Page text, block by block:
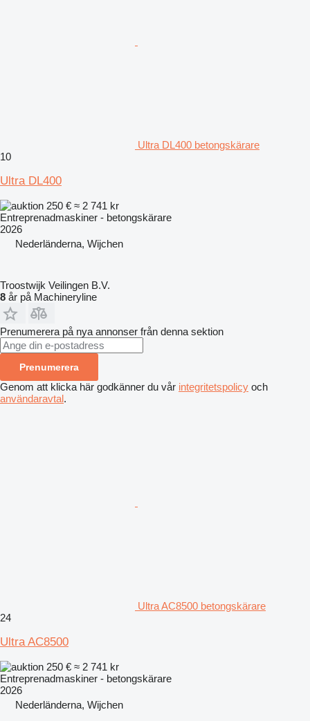
Ultra DL400 betongskärare
10
Ultra DL400
250 € ≈ 2 741 kr
Entreprenadmaskiner - betongskärare
2026
Nederländerna, Wijchen
Troostwijk Veilingen B.V.
8 år på Machineryline
Prenumerera på nya annonser från denna sektion
Prenumerera
Genom att klicka här godkänner du vår integritetspolicy och
användaravtal.
Ultra AC8500 betongskärare
24
Ultra AC8500
250 € ≈ 2 741 kr
Entreprenadmaskiner - betongskärare
2026
Nederländerna, Wijchen